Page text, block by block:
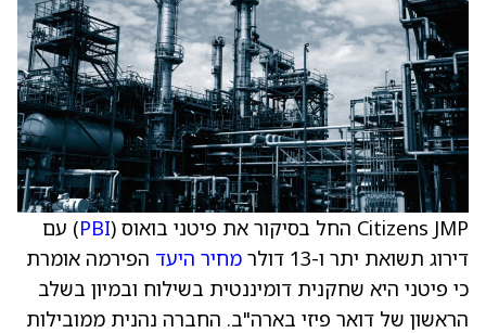
Citizens JMP החל בסיקור את פיטני בואוס ( PBI) עם
דירוג תשואת יתר ו-13 דולר
מחיר היעד הפירמה אומרת
כי פיטני היא שחקנית דומיננטית בשילוח ובמיון בשלב
הראשון של דואר פיזי בארה"ב. החברה נהנית ממובילות